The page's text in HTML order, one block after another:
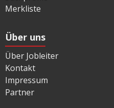
Merkliste
Über uns
Über Jobleiter
Kontakt
Impressum
Partner